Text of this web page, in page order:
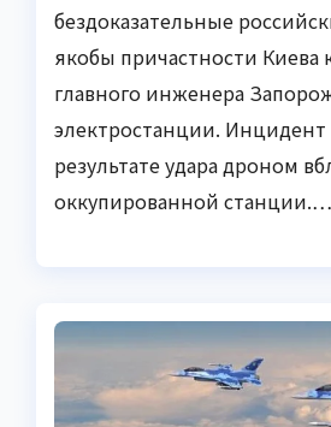
бездоказательные
якобы причастности Киева
главного инженера
электростанции.
результате удара дроном
оккупированной станции.…